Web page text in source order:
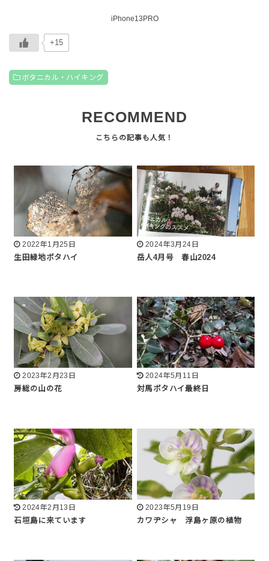
iPhone13PRO
+15
ボタニカル・ハイキング
RECOMMEND
2022年1月25日
生田緑地ボタハイ
2024年3月24日
岳人4月号 春山2024
2023年2月23日
房総の山の花
2024年5月11日
対馬ボタハイ最終日
2024年2月13日
石垣島に来ています
2023年5月19日
カワヂシャ 浮島ヶ原の植物